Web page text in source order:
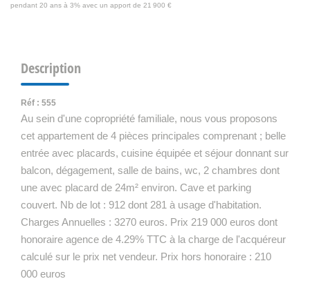
pendant 20 ans à 3% avec un apport de 21 900 €
Description
Réf : 555
Au sein d'une copropriété familiale, nous vous proposons
cet appartement de 4 pièces principales comprenant ; belle
entrée avec placards, cuisine équipée et séjour donnant sur
balcon, dégagement, salle de bains, wc, 2 chambres dont
une avec placard de 24m² environ. Cave et parking
couvert. Nb de lot : 912 dont 281 à usage d'habitation.
Charges Annuelles : 3270 euros. Prix 219 000 euros dont
honoraire agence de 4.29% TTC à la charge de l'acquéreur
calculé sur le prix net vendeur. Prix hors honoraire : 210
000 euros